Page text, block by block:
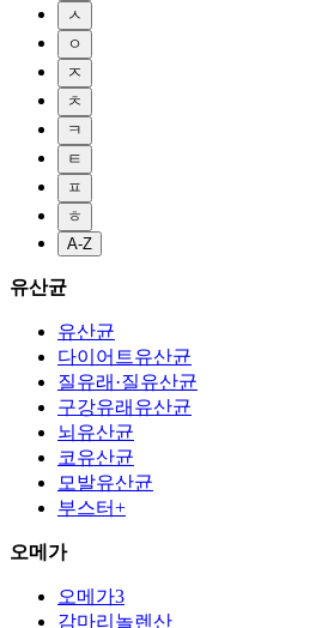
ㅅ
ㅇ
ㅈ
ㅊ
ㅋ
ㅌ
ㅍ
ㅎ
A-Z
유산균
유산균
다이어트유산균
질유래·질유산균
구강유래유산균
뇌유산균
코유산균
모발유산균
부스터+
오메가
오메가3
감마리놀렌산